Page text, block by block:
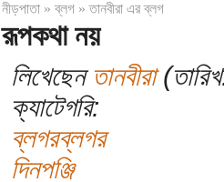
নীড়পাতা»ব্লগ»তানবীরা এর ব্লগ
রূপকথা নয়
লিখেছেনতানবীরা
ক্যাটেগরি:
ব্লগরব্লগর
দিনপঞ্জি